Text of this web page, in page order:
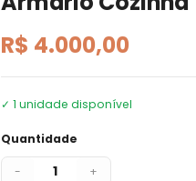
R$ 4.000,00
✓ 1 unidade disponível
Quantidade
- 1 +